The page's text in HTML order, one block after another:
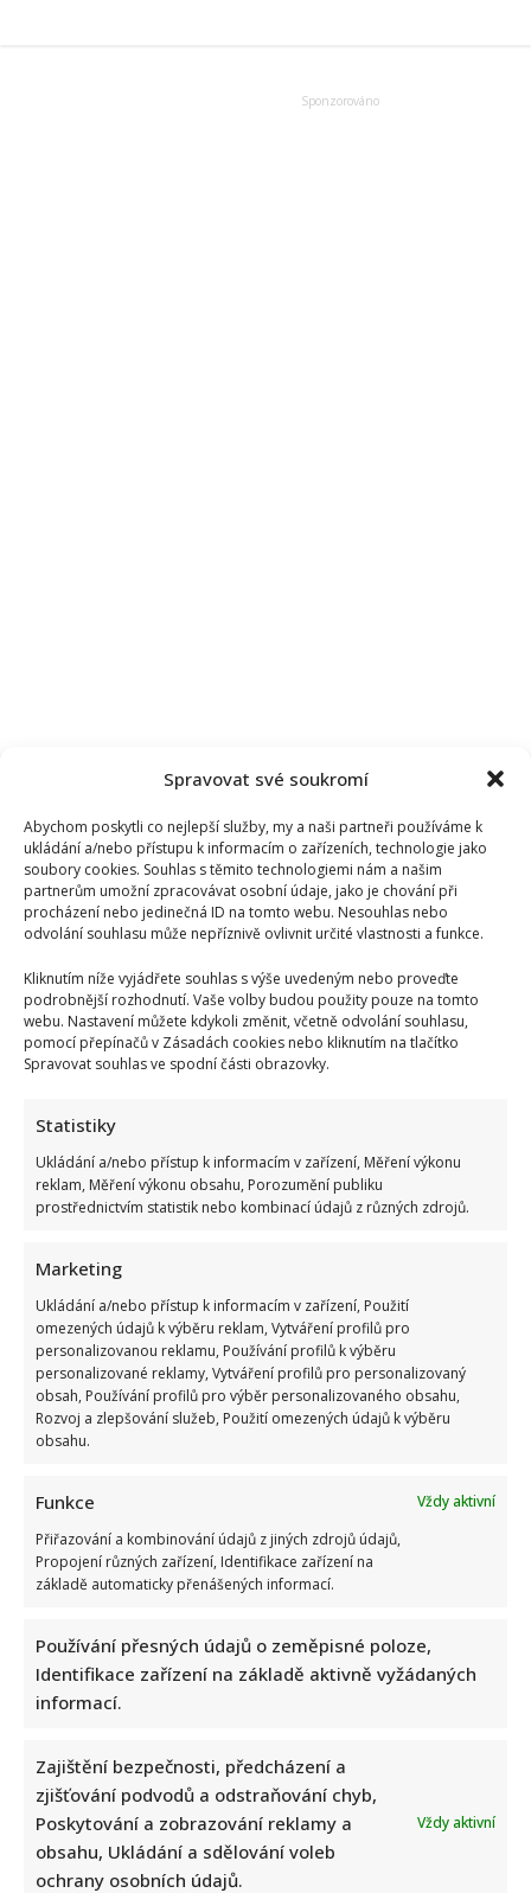
Spravovat své soukromí
Abychom poskytli co nejlepší služby, my a naši partneři používáme k
ukládání a/nebo přístupu k informacím o zařízeních, technologie jako
soubory cookies. Souhlas s těmito technologiemi nám a našim
partnerům umožní zpracovávat osobní údaje, jako je chování při
procházení nebo jedinečná ID na tomto webu. Nesouhlas nebo
odvolání souhlasu může nepříznivě ovlivnit určité vlastnosti a funkce.
Kliknutím níže vyjádřete souhlas s výše uvedeným nebo proveďte
podrobnější rozhodnutí. Vaše volby budou použity pouze na tomto
webu. Nastavení můžete kdykoli změnit, včetně odvolání souhlasu,
pomocí přepínačů v Zásadách cookies nebo kliknutím na tlačítko
Spravovat souhlas ve spodní části obrazovky.
Statistiky
Ukládání a/nebo přístup k informacím v zařízení, Měření výkonu
reklam, Měření výkonu obsahu, Porozumění publiku
prostřednictvím statistik nebo kombinací údajů z různých zdrojů.
Marketing
Ukládání a/nebo přístup k informacím v zařízení, Použití
omezených údajů k výběru reklam, Vytváření profilů pro
personalizovanou reklamu, Používání profilů k výběru
personalizované reklamy, Vytváření profilů pro personalizovaný
obsah, Používání profilů pro výběr personalizovaného obsahu,
Rozvoj a zlepšování služeb, Použití omezených údajů k výběru
obsahu.
Funkce
Vždy aktivní
Přiřazování a kombinování údajů z jiných zdrojů údajů,
Propojení různých zařízení, Identifikace zařízení na
základě automaticky přenášených informací.
Používání přesných údajů o zeměpisné poloze,
Identifikace zařízení na základě aktivně vyžádaných
informací.
Zajištění bezpečnosti, předcházení a
zjišťování podvodů a odstraňování chyb,
Poskytování a zobrazování reklamy a
obsahu, Ukládání a sdělování voleb
ochrany osobních údajů.
Vždy aktivní
Václav Klaus se v televizi zastal Ruska: Jeho obhajoba a
Vtip na adresu Tomia Okamury nepadl na úrodnou půdu:
Předseda Sněmovny ho nepochopil a akorát se ztrapnil
Test znalostí pro Husákovy děti: 10 otázek o životě za
normalizace ukáže, kdo má dobrou paměť
Jiří Dvořák o svém výjezdu na Ukrajinu, kde viděl samé hrůzy:
Češi si prý neváží toho, co mají